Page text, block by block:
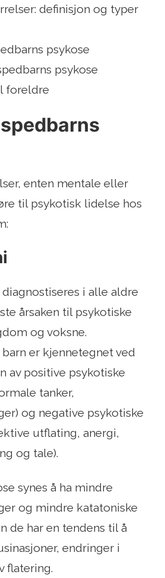
definisjon og typer
psykose
psykose
foreldre
enten mentale eller
til psykotisk lidelse hos
i alle aldre
årsaken til psykotiske
og voksne.
er kjennetegnet ved
av positive psykotiske
tanker,
og negative psykotiske
utflating, anergi,
og tale).
synes å ha mindre
og mindre katatoniske
de har en tendens til å
endringer i
flatering.